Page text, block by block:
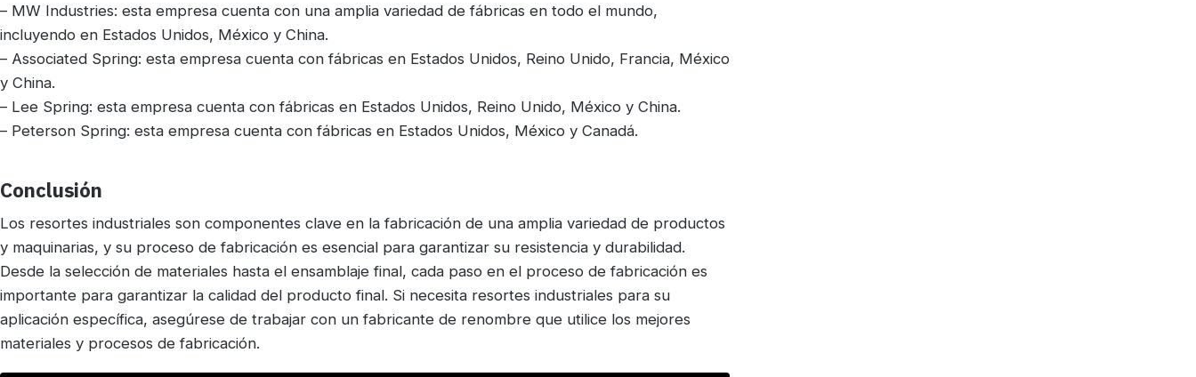
– MW Industries: esta empresa cuenta con una amplia variedad de fábricas en todo el mundo,
incluyendo en Estados Unidos, México y China.
– Associated Spring: esta empresa cuenta con fábricas en Estados Unidos, Reino Unido, Francia, México
y China.
– Lee Spring: esta empresa cuenta con fábricas en Estados Unidos, Reino Unido, México y China.
– Peterson Spring: esta empresa cuenta con fábricas en Estados Unidos, México y Canadá.
Conclusión
Los resortes industriales son componentes clave en la fabricación de una amplia variedad de productos
y maquinarias, y su proceso de fabricación es esencial para garantizar su resistencia y durabilidad.
Desde la selección de materiales hasta el ensamblaje final, cada paso en el proceso de fabricación es
importante para garantizar la calidad del producto final. Si necesita resortes industriales para su
aplicación específica, asegúrese de trabajar con un fabricante de renombre que utilice los mejores
materiales y procesos de fabricación.